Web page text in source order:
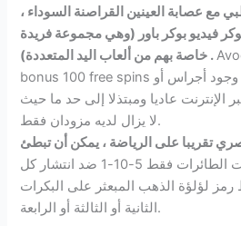
عصابة العينين القراصنة السوداء ،
فيديو بوكر باور (وهي مجموعة فريدة
خاصة بهم من ألعاب اليد المتعددة) .
bonus 100 free spins هذه هي لعبة مع عدم وجود أجراس أو
الإنترنت عاديا ومبتذلا إلى حد ما حيث
لا يزال لديه مزودان فقط.
تقريبا على الرياضة ، يمكن أن تبطئ
انتهت الطائرات فقط 5-10-1 ضد انتشار كل
لؤلؤة الذهب المبعثر على البكرات
الثانية أو الثالثة أو الرابعة.